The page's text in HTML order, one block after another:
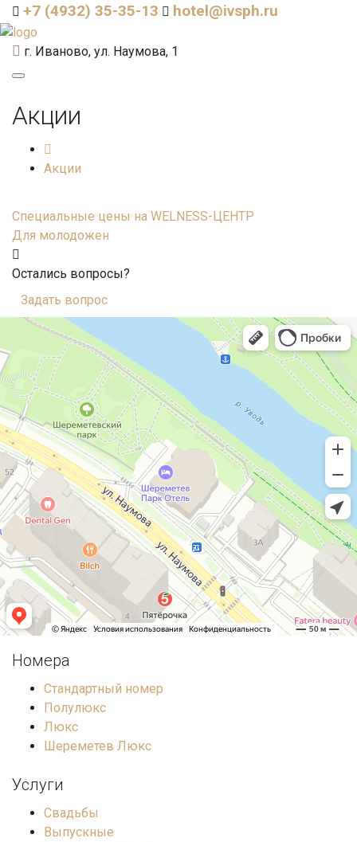
+7 (4932) 35-35-13 hotel@ivsph.ru
г. Иваново, ул. Наумова, 1
Акции
Акции
Специальные цены на WELNESS-ЦЕНТР
Для молодожен
Остались вопросы?
Задать вопрос
Номера
Стандартный номер
Полулюкс
Люкс
Шереметев Люкс
Услуги
Свадьбы
Выпускные